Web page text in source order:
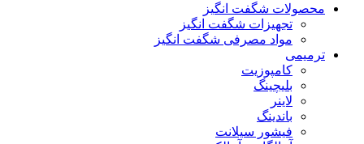
محصولات شگفت انگیز
تجهیزات شگفت انگیز
مواد مصرفی شگفت انگیز
ترمیمی
کامپوزیت
بلیچینگ
لاینر
باندینگ
فیشور سیلانت